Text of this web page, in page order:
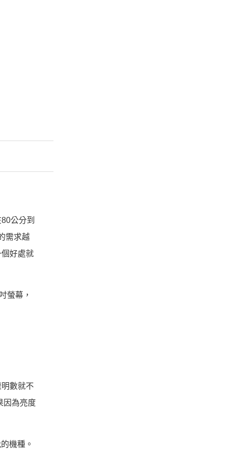
公分到
需求越
好處就
螢幕，
數就不
因為亮度
的機種。